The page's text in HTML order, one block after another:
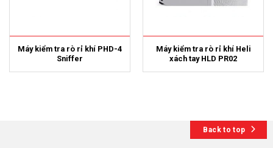
Máy kiểm tra rò rỉ khí PHD-4
Sniffer
Máy kiểm tra rò rỉ khí Heli
xách tay HLD PR02
Back to top